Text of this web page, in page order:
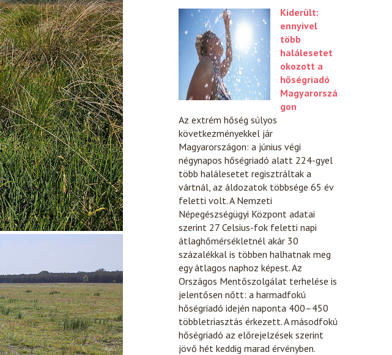
Kiderült:
ennyivel
több
halálesetet
okozott a
hőségriadó
Magyarorszá
gon
Az extrém hőség súlyos
következményekkel jár
Magyarországon: a június végi
négynapos hőségriadó alatt 224-gyel
több halálesetet regisztráltak a
vártnál, az áldozatok többsége 65 év
feletti volt. A Nemzeti
Népegészségügyi Központ adatai
szerint 27 Celsius-fok feletti napi
átlaghőmérsékletnél akár 30
százalékkal is többen halhatnak meg
egy átlagos naphoz képest. Az
Országos Mentőszolgálat terhelése is
jelentősen nőtt: a harmadfokú
hőségriadó idején naponta 400–450
többletriasztás érkezett. A másodfokú
hőségriadó az előrejelzések szerint
jövő hét keddig marad érvényben.